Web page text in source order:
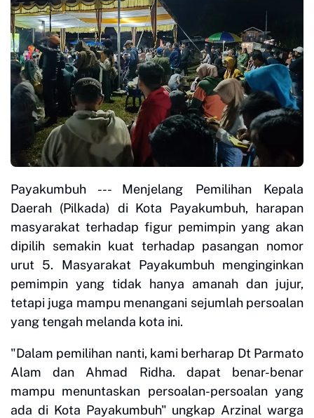
Payakumbuh --- Menjelang Pemilihan Kepala
Daerah (Pilkada) di Kota Payakumbuh, harapan
masyarakat terhadap figur pemimpin yang akan
dipilih semakin kuat terhadap pasangan nomor
urut 5. Masyarakat Payakumbuh menginginkan
pemimpin yang tidak hanya amanah dan jujur,
tetapi juga mampu menangani sejumlah persoalan
yang tengah melanda kota ini.
"Dalam pemilihan nanti, kami berharap Dt Parmato
Alam dan Ahmad Ridha. dapat benar-benar
mampu menuntaskan persoalan-persoalan yang
ada di Kota Payakumbuh" ungkap Arzinal warga